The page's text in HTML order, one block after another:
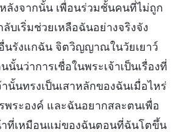
ลังจากนั้น เพื่อนร่วมชั้นคนที่ไม่ถูก
บเริ่มช่วยเหลือฉันอย่างจริงจัง
นรังแกฉัน จิตวิญญาณในวัยเยาว์
นว่าการเชื่อในพระเจ้าเป็นเรื่องที่
นั้นทรงเป็นเสาหลักของฉันเมื่อไหร่
ระองค์ และฉันอยากสละตนเพื่อ
าที่เหมือนแม่ของฉันตอนที่ฉันโตขึ้น